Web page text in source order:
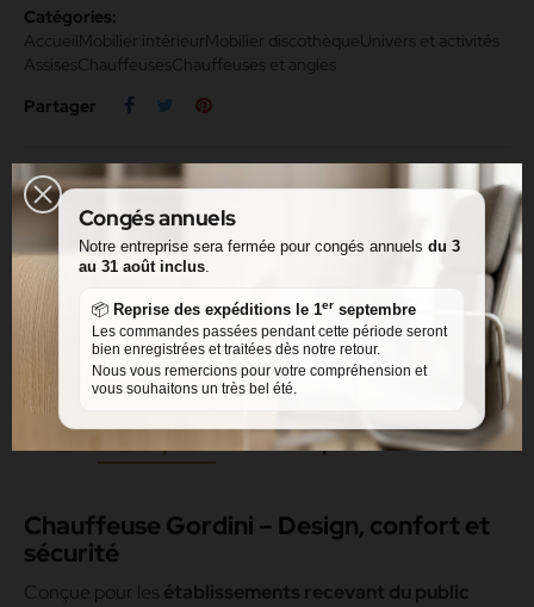
Catégories:
AccueilMobilier intérieur Mobilier discothèqueUnivers et activités
AssisesChauffeusesChauffeuses et angles
Partager
Facebook Messenger
Message via le formulaire de contact
Détails du produitAvis
Chauffeuse Gordini – Design, confort et
sécurité
Conçue pour les établissements recevant du public
Congés annuels
Notre entreprise sera fermée pour congés annuels du 3
au 31 août inclus.
📦 Reprise des expéditions le 1erseptembre
Les commandes passées pendant cette période seront
bien enregistrées et traitées dès notre retour.
Nous vous remercions pour votre compréhension et
vous souhaitons un très bel été.